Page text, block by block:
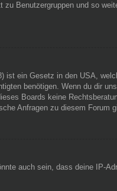
Benutzergruppen und so
ist ein Gesetz in den USA,
benötigen. Wenn du dir
Boards keine
Anfragen zu diesem Forum
auch sein, dass deine IP-